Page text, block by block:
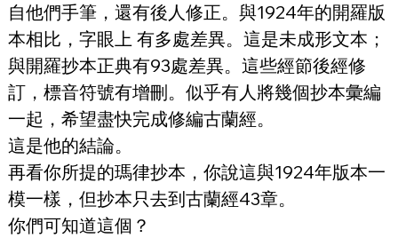
自他們手筆，還有後人修正。與1924年的開羅版
本相比，字眼上 有多處差異。這是未成形文本；
與開羅抄本正典有93處差異。這些經節後經修
訂，標音符號有增刪。似乎有人將幾個抄本彙編
一起，希望盡快完成修編古蘭經。
這是他的結論。
再看你所提的瑪律抄本，你說這與1924年版本一
模一樣，但抄本只去到古蘭經43章。
你們可知道這個？